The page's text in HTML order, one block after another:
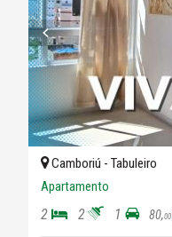
Camboriú - Tabuleiro
Apartamento
2 2 1 80,00